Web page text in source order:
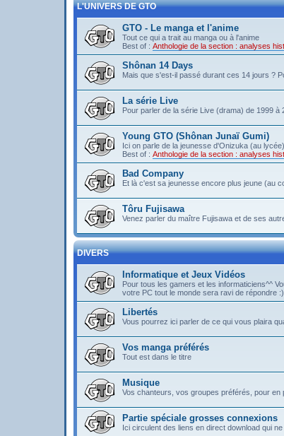
L'UNIVERS DE GTO
GTO - Le manga et l'anime
Tout ce qui a trait au manga ou à l'anime
Best of : Anthologie de la section : analyses
Shônan 14 Days
Mais que s'est-il passé durant ces 14 jours ?
La série Live
Pour parler de la série Live (drama) de 1999
Young GTO (Shônan Junaï Gumi)
Ici on parle de la jeunesse d'Onizuka (au lycée)
Best of : Anthologie de la section : analyses
Bad Company
Et là c'est sa jeunesse encore plus jeune (au
Tôru Fujisawa
Venez parler du maître Fujisawa et de ses
DIVERS
Informatique et Jeux Vidéos
Pour tous les gamers et les informaticiens^^
votre PC tout le monde sera ravi de répondre :)
Libertés
Vous pourrez ici parler de ce qui vous plaira
Vos manga préférés
Tout est dans le titre
Musique
Vos chanteurs, vos groupes préférés, pour en
Partie spéciale grosses connexions
Ici circulent des liens en direct download qui